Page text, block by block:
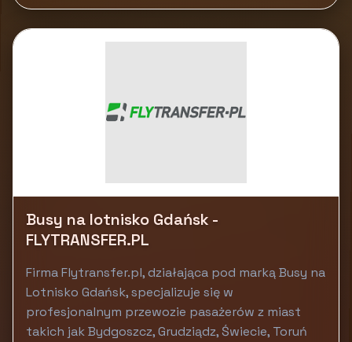
Busy na lotnisko Gdańsk -
FLYTRANSFER.PL
Firma Flytransfer.pl, działająca pod marką Busy na
Lotnisko Gdańsk, specjalizuje się w
profesjonalnym przewozie pasażerów z miast
takich jak Bydgoszcz, Grudziądz, Świecie, Toruń